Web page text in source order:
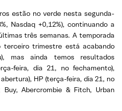
estão no verde nesta segunda-
Nasdaq +0,12%), continuando a
três semanas. A temporada
terceiro trimestre está acabando
mas ainda temos resultados
feira, dia 21, no fechamento),
HP (terça-feira, dia 21, no
Abercrombie & Fitch, Urban